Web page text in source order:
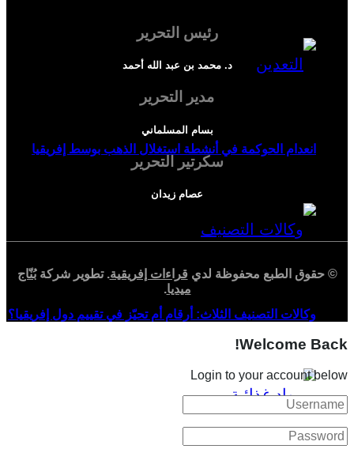
انعدام الحوكمة في أنشطة استغلال الذهب بوسط إفريقيا
وكالات التصنيف الثلاث: أرقام أم تحيّز في تقييم دول إفريقيا؟
رئيس التحرير
د. محمد بن عبد الله أحمد
مدير التحرير
بسام المسلماني
سكرتير التحرير
عصام زيدان
© حقوق الطبع محفوظة لدي قراءات إفريقية. تطوير شركةبُنّاج
ميديا.
Welcome Back!
Login to your account below